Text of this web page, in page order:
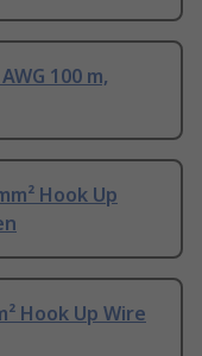
100 m,
Hook Up
Hook Up Wire